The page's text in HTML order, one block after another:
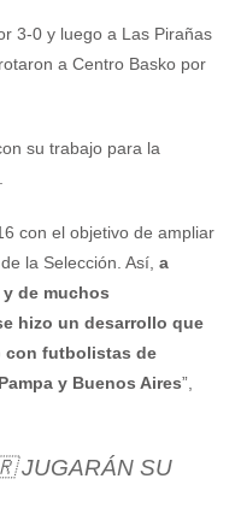
3-0 y luego a Las Pirañas
a Centro Basko por
su trabajo para la
con el objetivo de ampliar
la Selección. Así, a
de muchos
hizo un desarrollo que
con futbolistas de
y Buenos Aires”,
JUGARÁN SU